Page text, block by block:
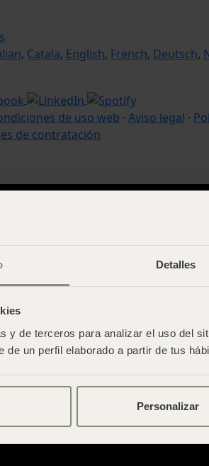
Detalles
y de terceros para analizar el uso del
de un perfil elaborado a partir de tus
Personalizar
, Catala, English, French, Deutsch,
de uso web · Aviso legal ·
de contratación